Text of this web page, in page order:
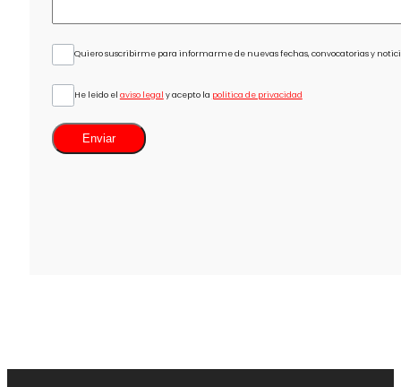
Quiero suscribirme para informarme de nuevas fechas, convocatorias y
He leído el aviso legal y acepto la política de privacidad
Enviar